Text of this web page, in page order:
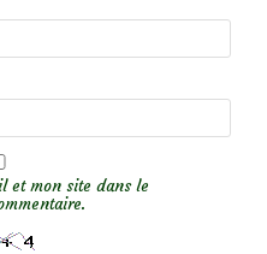
et mon site dans le